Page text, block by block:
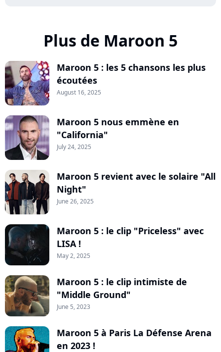
Plus de Maroon 5
Maroon 5 : les 5 chansons les plus
écoutées
August 16, 2025
Maroon 5 nous emmène en
"California"
July 24, 2025
Maroon 5 revient avec le solaire "All
Night"
June 26, 2025
Maroon 5 : le clip "Priceless" avec
LISA !
May 2, 2025
Maroon 5 : le clip intimiste de
"Middle Ground"
June 5, 2023
Maroon 5 à Paris La Défense Arena
en 2023 !